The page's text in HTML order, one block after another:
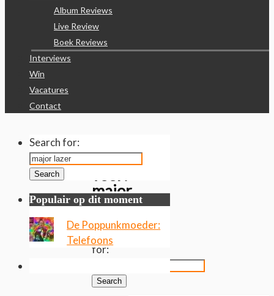
Album Reviews
Live Review
Boek Reviews
Interviews
Win
Vacatures
Contact
resultaten
major
lazer
Search
for:
Search
Search for:
Search
Populair op dit moment
De Poppunkmoeder:
Telefoons